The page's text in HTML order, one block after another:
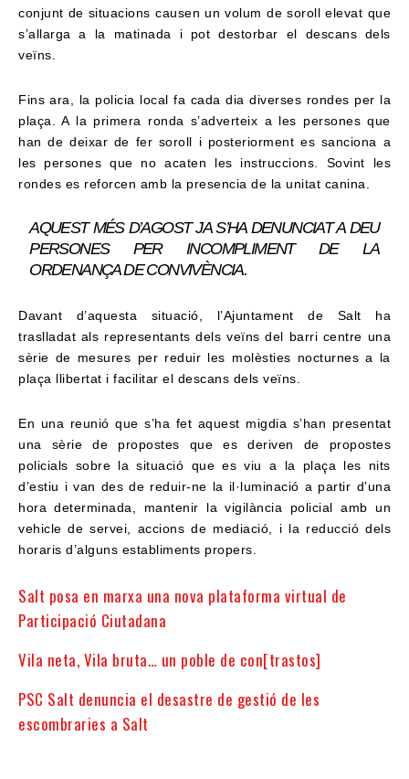
conjunt de situacions causen un volum de soroll elevat que
s’allarga a la matinada i pot destorbar el descans dels
veïns.
Fins ara, la policia local fa cada dia diverses rondes per la
plaça. A la primera ronda s’adverteix a les persones que
han de deixar de fer soroll i posteriorment es sanciona a
les persones que no acaten les instruccions. Sovint les
rondes es reforcen amb la presencia de la unitat canina.
AQUEST MÉS D’AGOST JA S’HA DENUNCIAT A DEU
PERSONES PER INCOMPLIMENT DE LA
ORDENANÇA DE CONVIVÈNCIA.
Davant d’aquesta situació, l’Ajuntament de Salt ha
traslladat als representants dels veïns del barri centre una
sèrie de mesures per reduir les molèsties nocturnes a la
plaça llibertat i facilitar el descans dels veïns.
En una reunió que s’ha fet aquest migdia s’han presentat
una sèrie de propostes que es deriven de propostes
policials sobre la situació que es viu a la plaça les nits
d’estiu i van des de reduir-ne la il·luminació a partir d’una
hora determinada, mantenir la vigilància policial amb un
vehicle de servei, accions de mediació, i la reducció dels
horaris d’alguns establiments propers.
Salt posa en marxa una nova plataforma virtual de
Participació Ciutadana
Vila neta, Vila bruta… un poble de con[trastos]
PSC Salt denuncia el desastre de gestió de les
escombraries a Salt